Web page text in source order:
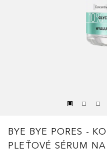
BYE BYE PORES -
PLEŤOVÉ SÉRUM